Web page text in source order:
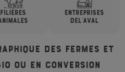
FILIÈRES
ENTREPRISES
DEL'AVAL
des fermes et
ou en conversion